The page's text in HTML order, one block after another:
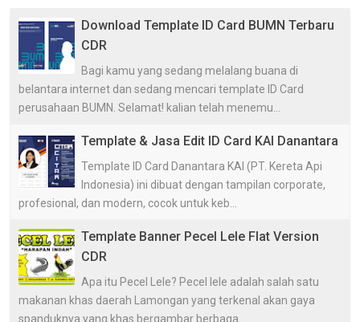
Download Template ID Card BUMN Terbaru
CDR
Bagi kamu yang sedang melalang buana di
belantara internet dan sedang mencari template ID Card
perusahaan BUMN. Selamat! kalian telah menemu...
Template & Jasa Edit ID Card KAI Danantara
Template ID Card Danantara KAI (PT. Kereta Api
Indonesia) ini dibuat dengan tampilan corporate,
profesional, dan modern, cocok untuk keb...
Template Banner Pecel Lele Flat Version
CDR
Apa itu Pecel Lele? Pecel lele adalah salah satu
makanan khas daerah Lamongan yang terkenal akan gaya
spanduknya yang khas bergambar berbaga...